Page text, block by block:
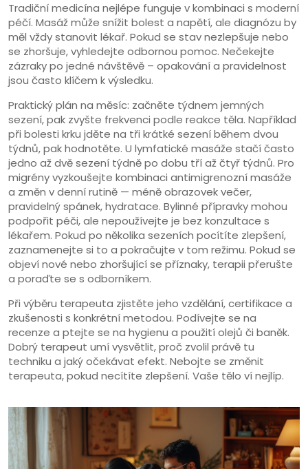
Tradiční medicína nejlépe funguje v kombinaci s moderní
péčí. Masáž může snížit bolest a napětí, ale diagnózu by
měl vždy stanovit lékař. Pokud se stav nezlepšuje nebo
se zhoršuje, vyhledejte odbornou pomoc. Nečekejte
zázraky po jedné návštěvě – opakování a pravidelnost
jsou často klíčem k výsledku.
Praktický plán na měsíc: začněte týdnem jemných
sezení, pak zvyšte frekvenci podle reakce těla. Například
při bolesti krku jděte na tři krátké sezení během dvou
týdnů, pak hodnotěte. U lymfatické masáže stačí často
jedno až dvě sezení týdně po dobu tří až čtyř týdnů. Pro
migrény vyzkoušejte kombinaci antimigrenozní masáže
a změn v denní rutině — méně obrazovek večer,
pravidelný spánek, hydratace. Bylinné přípravky mohou
podpořit péči, ale nepoužívejte je bez konzultace s
lékařem. Pokud po několika sezeních pocítíte zlepšení,
zaznamenejte si to a pokračujte v tom režimu. Pokud se
objeví nové nebo zhoršující se příznaky, terapii přerušte
a poraďte se s odborníkem.
Při výběru terapeuta zjistěte jeho vzdělání, certifikace a
zkušenosti s konkrétní metodou. Podívejte se na
recenze a ptejte se na hygienu a použití olejů či baněk.
Dobrý terapeut umí vysvětlit, proč zvolil právě tu
techniku a jaký očekávat efekt. Nebojte se změnit
terapeuta, pokud necítíte zlepšení. Vaše tělo ví nejlíp.